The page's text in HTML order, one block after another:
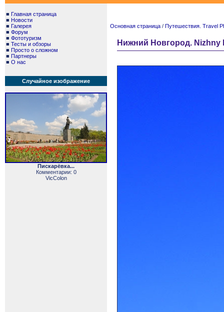
■ Главная страница
■ Новости
■ Галерея
■ Форум
■ Фототуризм
■ Тесты и обзоры
■ Просто о сложном
■ Партнеры
■ О нас
Случайное изображение
Пискарёвка...
Комментарии: 0
VicColon
Основная страница / Путешествия. Travel
Нижний Новгород. Nizhny